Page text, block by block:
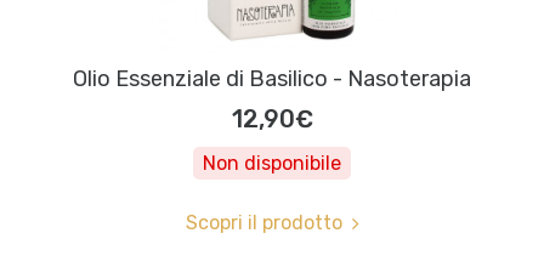
Olio Essenziale di Basilico - Nasoterapia
12,90€
Non disponibile
Scopri il prodotto